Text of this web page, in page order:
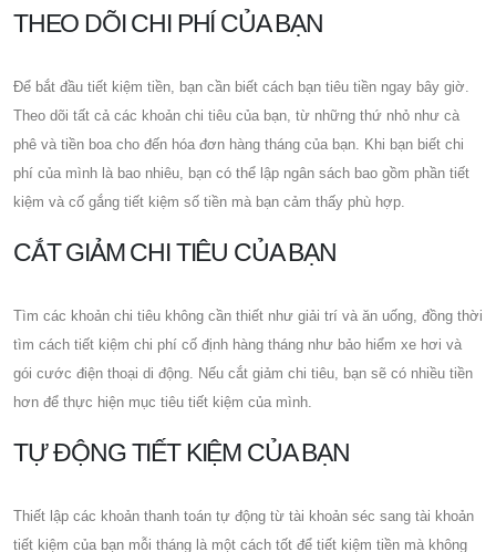
THEO DÕI CHI PHÍ CỦA BẠN
Để bắt đầu tiết kiệm tiền, bạn cần biết cách bạn tiêu tiền ngay bây giờ.
Theo dõi tất cả các khoản chi tiêu của bạn, từ những thứ nhỏ như cà
phê và tiền boa cho đến hóa đơn hàng tháng của bạn. Khi bạn biết chi
phí của mình là bao nhiêu, bạn có thể lập ngân sách bao gồm phần tiết
kiệm và cố gắng tiết kiệm số tiền mà bạn cảm thấy phù hợp.
CẮT GIẢM CHI TIÊU CỦA BẠN
Tìm các khoản chi tiêu không cần thiết như giải trí và ăn uống, đồng thời
tìm cách tiết kiệm chi phí cố định hàng tháng như bảo hiểm xe hơi và
gói cước điện thoại di động. Nếu cắt giảm chi tiêu, bạn sẽ có nhiều tiền
hơn để thực hiện mục tiêu tiết kiệm của mình.
TỰ ĐỘNG TIẾT KIỆM CỦA BẠN
Thiết lập các khoản thanh toán tự động từ tài khoản séc sang tài khoản
tiết kiệm của bạn mỗi tháng là một cách tốt để tiết kiệm tiền mà không